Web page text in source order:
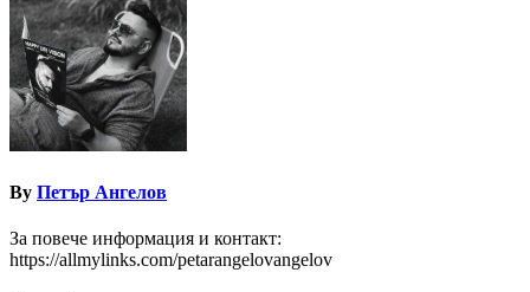
By Петър Ангелов
За повече информация и контакт:
https://allmylinks.com/petarangelovangelov